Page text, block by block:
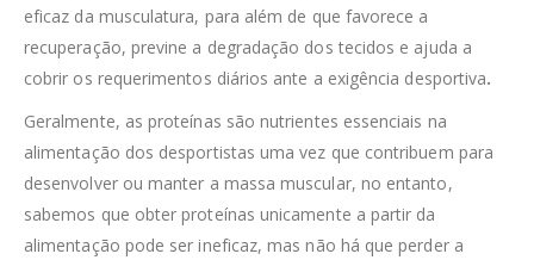
eficaz da musculatura, para além de que favorece a
recuperação, previne a degradação dos tecidos e ajuda a
cobrir os requerimentos diários ante a exigência desportiva.
Geralmente, as proteínas são nutrientes essenciais na
alimentação dos desportistas uma vez que contribuem para
desenvolver ou manter a massa muscular, no entanto,
sabemos que obter proteínas unicamente a partir da
alimentação pode ser ineficaz, mas não há que perder a